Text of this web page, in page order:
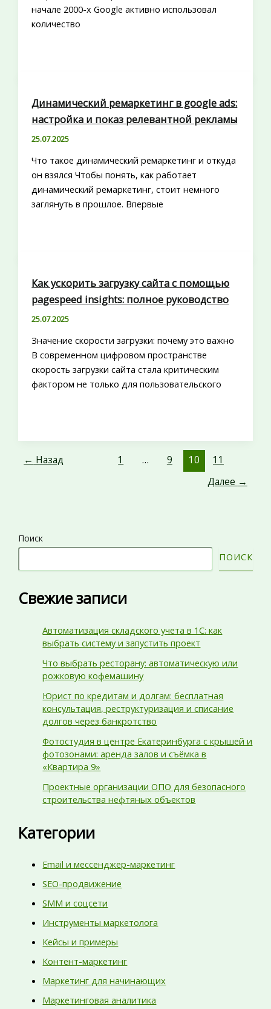
начале 2000-х Google активно использовал
количество
Динамический ремаркетинг в google ads:
настройка и показ релевантной рекламы
25.07.2025
Что такое динамический ремаркетинг и откуда
он взялся Чтобы понять, как работает
динамический ремаркетинг, стоит немного
заглянуть в прошлое. Впервые
Как ускорить загрузку сайта с помощью
pagespeed insights: полное руководство
25.07.2025
Значение скорости загрузки: почему это важно
В современном цифровом пространстве
скорость загрузки сайта стала критическим
фактором не только для пользовательского
← Назад 1 … 9 10
11
Далее →
Поиск
ПОИСК
Свежие записи
Автоматизация складского учета в 1С: как
выбрать систему и запустить проект
Что выбрать ресторану: автоматическую или
рожковую кофемашину
Юрист по кредитам и долгам: бесплатная
консультация, реструктуризация и списание
долгов через банкротство
Фотостудия в центре Екатеринбурга с крышей и
фотозонами: аренда залов и съёмка в
«Квартира 9»
Проектные организации ОПО для безопасного
строительства нефтяных объектов
Категории
Email и мессенджер-маркетинг
SEO-продвижение
SMM и соцсети
Инструменты маркетолога
Кейсы и примеры
Контент-маркетинг
Маркетинг для начинающих
Маркетинговая аналитика